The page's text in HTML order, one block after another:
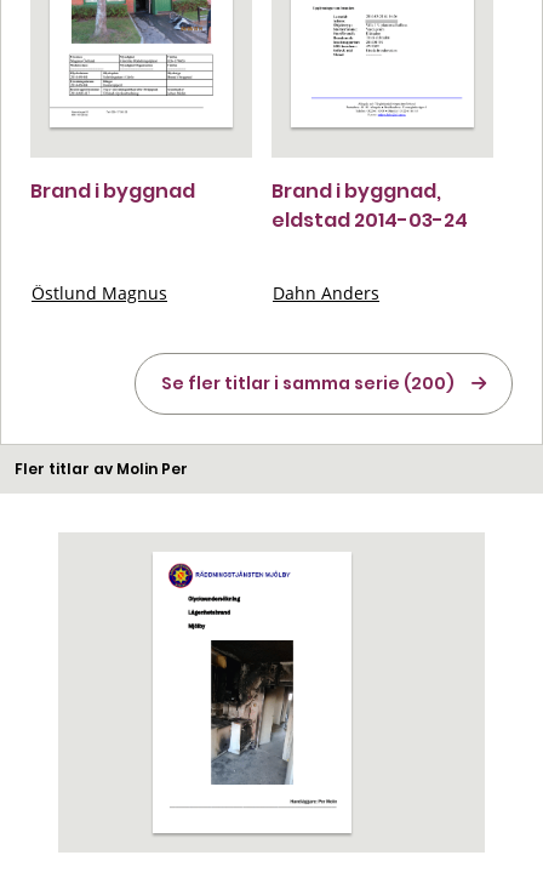
Brand i byggnad
Östlund Magnus
Brand i byggnad,
eldstad 2014-03-24
Dahn Anders
Se fler titlar i samma serie (200)
Fler titlar av Molin Per